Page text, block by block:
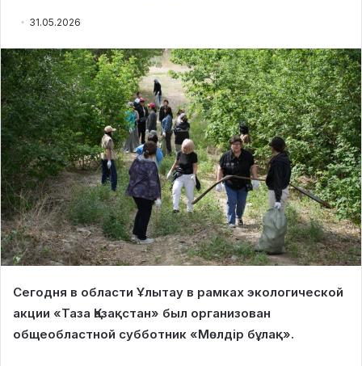
31.05.2026
Сегодня в области Ұлытау в рамках экологической
акции «Таза Қазақстан» был организован
общеобластной субботник «Мөлдір бұлақ».